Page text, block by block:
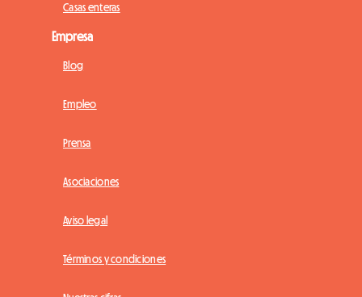
Casas enteras
Empresa
Blog
Empleo
Prensa
Asociaciones
Aviso legal
Términos y condiciones